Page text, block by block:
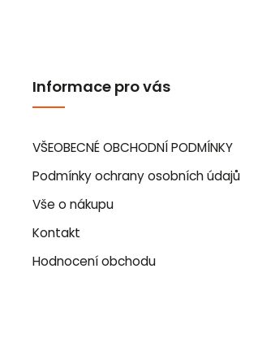
Informace pro vás
VŠEOBECNÉ OBCHODNÍ PODMÍNKY
Podmínky ochrany osobních údajů
Vše o nákupu
Kontakt
Hodnocení obchodu